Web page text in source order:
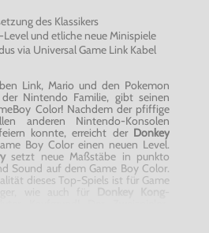
des Klassikers
Level und etliche neue Minispiele
via Universal Game Link Kabel
Link, Mario und den Pokemon
Nintendo Familie, gibt seinen
Color! Nachdem der pfiffige
anderen Nintendo-Konsolen
konnte, erreicht der Donkey
Boy Coloreinen neuen Level.
setzt neue Maßstäbe in punkto
Sound auf dem Game Boy Color.
dieses Top-Spiels ist für Game
Game Link Kabel und mit dem